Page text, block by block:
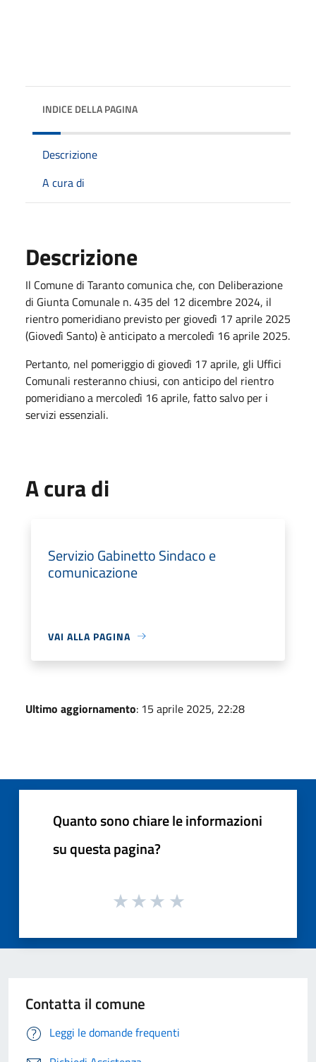
INDICE DELLA PAGINA
Descrizione
A cura di
Descrizione
Il Comune di Taranto comunica che, con Deliberazione
di Giunta Comunale n. 435 del 12 dicembre 2024, il
rientro pomeridiano previsto per giovedì 17 aprile 2025
(Giovedì Santo) è anticipato a mercoledì 16 aprile 2025.
Pertanto, nel pomeriggio di giovedì 17 aprile, gli Uffici
Comunali resteranno chiusi, con anticipo del rientro
pomeridiano a mercoledì 16 aprile, fatto salvo per i
servizi essenziali.
A cura di
Servizio Gabinetto Sindaco e
comunicazione
VAI ALLA PAGINA
Ultimo aggiornamento: 15 aprile 2025, 22:28
Quanto sono chiare le informazioni
su questa pagina?
Contatta il comune
Leggi le domande frequenti